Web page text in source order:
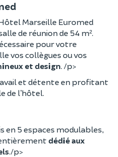
Marseille Euromed
de réunion de 54 m².
pour votre
vos collègues ou vos
et design. /p>
et détente en profitant
de l’hôtel.
en 5 espaces modulables,
dédié aux
./p>